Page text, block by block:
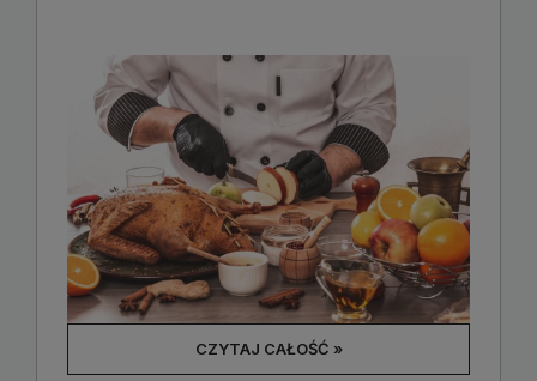
CZYTAJ CAŁOŚĆ »